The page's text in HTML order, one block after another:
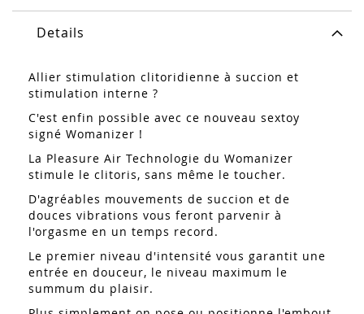
Details
Allier stimulation clitoridienne à succion et
stimulation interne ?
C'est enfin possible avec ce nouveau sextoy
signé Womanizer !
La Pleasure Air Technologie du Womanizer
stimule le clitoris, sans même le toucher.
D'agréables mouvements de succion et de
douces vibrations vous feront parvenir à
l'orgasme en un temps record.
Le premier niveau d'intensité vous garantit une
entrée en douceur, le niveau maximum le
summum du plaisir.